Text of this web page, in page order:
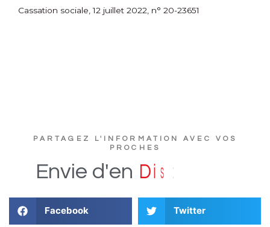
Cassation sociale, 12 juillet 2022, n° 20-23651
PARTAGEZ L'INFORMATION AVEC VOS
PROCHES
Envie d'en Di s c
Facebook Twitter